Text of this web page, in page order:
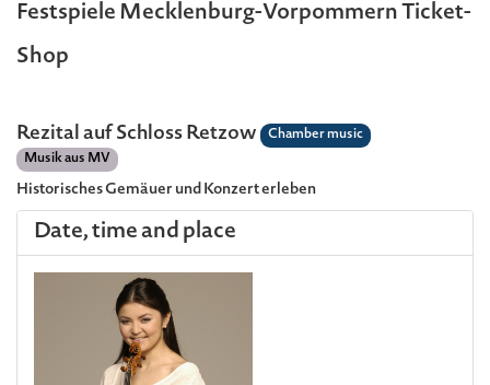
Festspiele Mecklenburg-Vorpommern Ticket-
Shop
Rezital auf Schloss Retzow
Chamber music
Musik aus MV
Historisches Gemäuer und Konzert erleben
Date, time and place